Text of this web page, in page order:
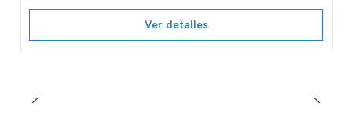
Ver detalles